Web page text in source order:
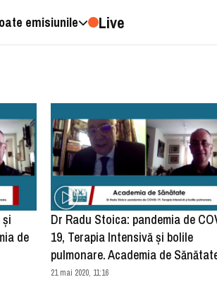
emisiunile Live
de
Dr Radu Stoica: pandemia de
19, Terapia Intensivă și bolile
pulmonare. Academia de
21 mai 2020, 11:16